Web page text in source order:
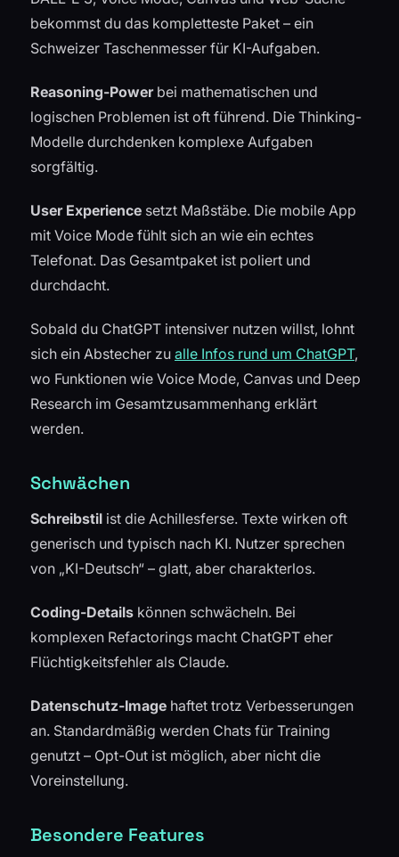
bekommst du das kompletteste Paket – ein
Schweizer Taschenmesser für KI-Aufgaben.
Reasoning-Powerbei mathematischen und
logischen Problemen ist oft führend. Die Thinking-
Modelle durchdenken komplexe Aufgaben
sorgfältig.
User Experience setzt Maßstäbe. Die mobile App
mit Voice Mode fühlt sich an wie ein echtes
Telefonat. Das Gesamtpaket ist poliert und
durchdacht.
Sobald du ChatGPT intensiver nutzen willst, lohnt
sich ein Abstecher zu alle Infos rund um ChatGPT,
wo Funktionen wie Voice Mode, Canvas und Deep
Research im Gesamtzusammenhang erklärt
werden.
Schwächen
Schreibstil ist die Achillesferse. Texte wirken oft
generisch und typisch nach KI. Nutzer sprechen
von „KI-Deutsch“ – glatt, aber charakterlos.
Coding-Details können schwächeln. Bei
komplexen Refactorings macht ChatGPT eher
Flüchtigkeitsfehler als Claude.
Datenschutz-Image haftet trotz Verbesserungen
an. Standardmäßig werden Chats für Training
genutzt – Opt-Out ist möglich, aber nicht die
Voreinstellung.
Besondere Features